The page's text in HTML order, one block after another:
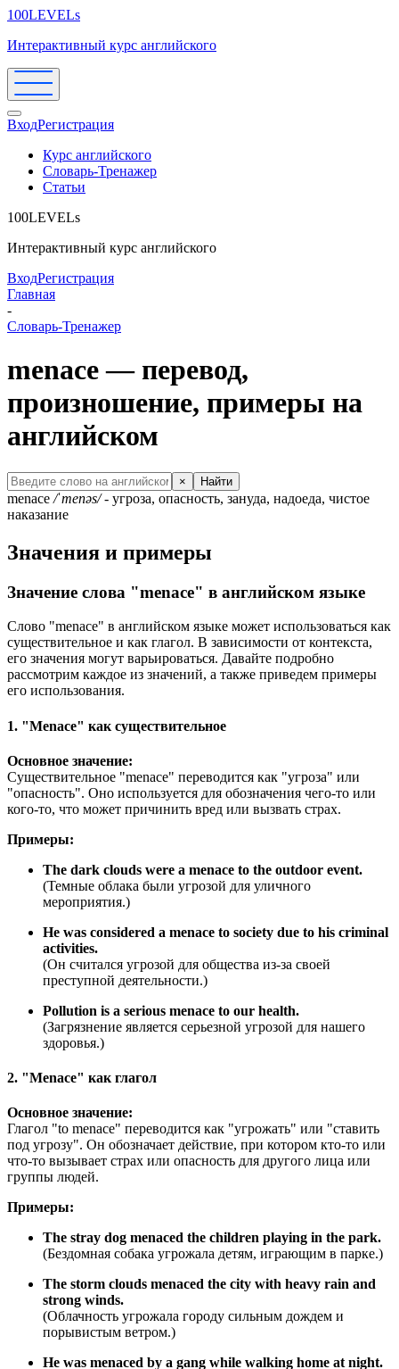
100LEVELs
Интерактивный курс английского
ВходРегистрация
Курс английского
Словарь-Тренажер
Статьи
100LEVELs
Интерактивный курс английского
ВходРегистрация
Главная
-
Словарь-Тренажер
menace — перевод,
произношение, примеры на
английском
× Найти
menace /ˈmenəs/- угроза, опасность, зануда, надоеда, чистое
наказание
Значения и примеры
Значение слова "menace" в английском языке
Слово "menace" в английском языке может использоваться как
существительное и как глагол. В зависимости от контекста,
его значения могут варьироваться. Давайте подробно
рассмотрим каждое из значений, а также приведем примеры
его использования.
1. "Menace" как существительное
Основное значение:
Существительное "menace" переводится как "угроза" или
"опасность". Оно используется для обозначения чего-то или
кого-то, что может причинить вред или вызвать страх.
Примеры:
The dark clouds were a menace to the outdoor event.
(Темные облака были угрозой для уличного
мероприятия.)
He was considered a menace to society due to his criminal
activities.
(Он считался угрозой для общества из-за своей
преступной деятельности.)
Pollution is a serious menace to our health.
(Загрязнение является серьезной угрозой для нашего
здоровья.)
2. "Menace" как глагол
Основное значение:
Глагол "to menace" переводится как "угрожать" или "ставить
под угрозу". Он обозначает действие, при котором кто-то или
что-то вызывает страх или опасность для другого лица или
группы людей.
Примеры:
The stray dog menaced the children playing in the park.
(Бездомная собака угрожала детям, играющим в парке.)
The storm clouds menaced the city with heavy rain and
strong winds.
(Облачность угрожала городу сильным дождем и
порывистым ветром.)
He was menaced by a gang while walking home at night.